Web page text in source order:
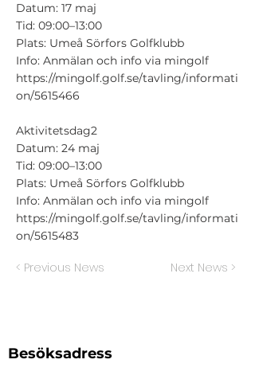
Datum: 17 maj
Tid: 09:00–13:00
Plats: Umeå Sörfors Golfklubb
Info: Anmälan och info via mingolf
https://mingolf.golf.se/tavling/informati
on/5615466
Aktivitetsdag2
Datum: 24 maj
Tid: 09:00–13:00
Plats: Umeå Sörfors Golfklubb
Info: Anmälan och info via mingolf
https://mingolf.golf.se/tavling/informati
on/5615483
< Previous News Next News >
Besöksadress